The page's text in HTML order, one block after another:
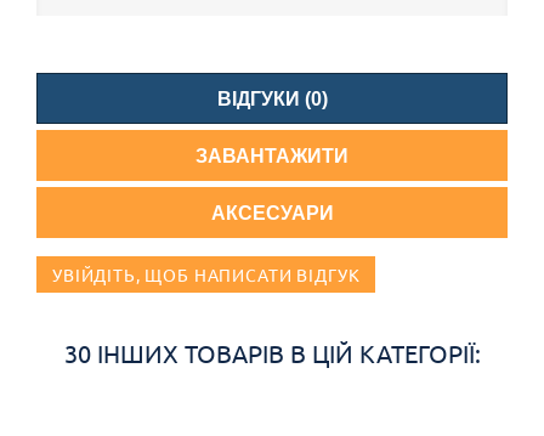
ВІДГУКИ (0)
ЗАВАНТАЖИТИ
АКСЕСУАРИ
УВІЙДІТЬ, ЩОБ НАПИСАТИ ВІДГУК
30 ІНШИХ ТОВАРІВ В ЦІЙ КАТЕГОРІЇ: